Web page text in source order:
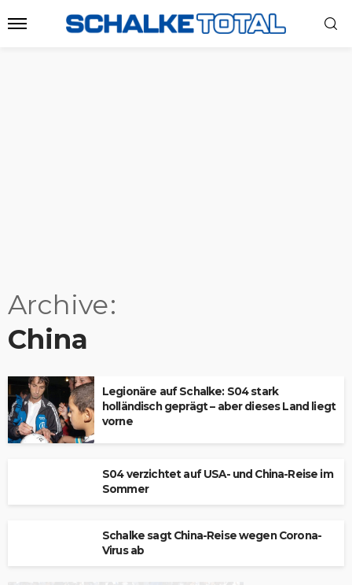
Archive
China
Legionäre auf Schalke: S04 stark
holländisch geprägt – aber dieses Land liegt
vorne
S04 verzichtet auf USA- und China-Reise im
Sommer
Schalke sagt China-Reise wegen Corona-
Virus ab